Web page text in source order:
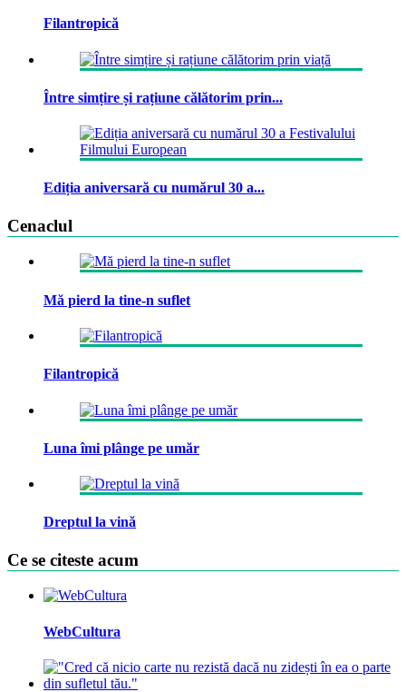
Filantropică
Între simțire și rațiune călătorim prin...
Ediția aniversară cu numărul 30 a...
Cenaclul
Mă pierd la tine-n suflet
Filantropică
Luna îmi plânge pe umăr
Dreptul la vină
Ce se citeste acum
WebCultura